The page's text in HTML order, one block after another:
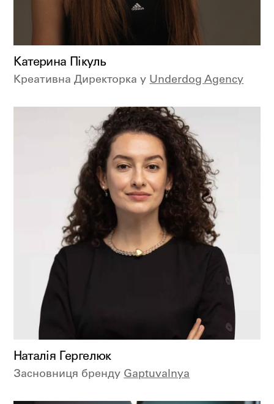
Катерина Пікуль
Креативна Директорка у Underdog Agency
Наталія Гергелюк
Засновниця бренду Gaptuvalnya